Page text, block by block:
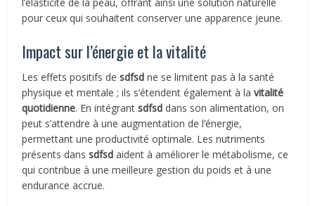
pour ceux qui souhaitent conserver une apparence jeune.
Impact sur l’énergie et la vitalité
Les effets positifs desdfsd ne se limitent pas à la santé
physique et mentale ; ils s’étendent également à lavitalité
quotidienne. En intégrantsdfsd dans son alimentation, on
peut s’attendre à une augmentation de l’énergie,
permettant une productivité optimale. Les nutriments
présents danssdfsd aident à améliorer le métabolisme, ce
qui contribue à une meilleure gestion du poids et à une
endurance accrue.